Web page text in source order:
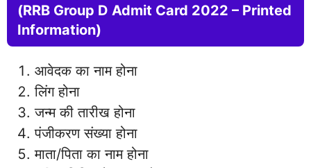
(RRB Group D Admit Card 2022 – Printed
Information)
आवेदक का नाम होना
लिंग होना
जन्म की तारीख होना
पंजीकरण संख्या होना
माता/पिता का नाम होना